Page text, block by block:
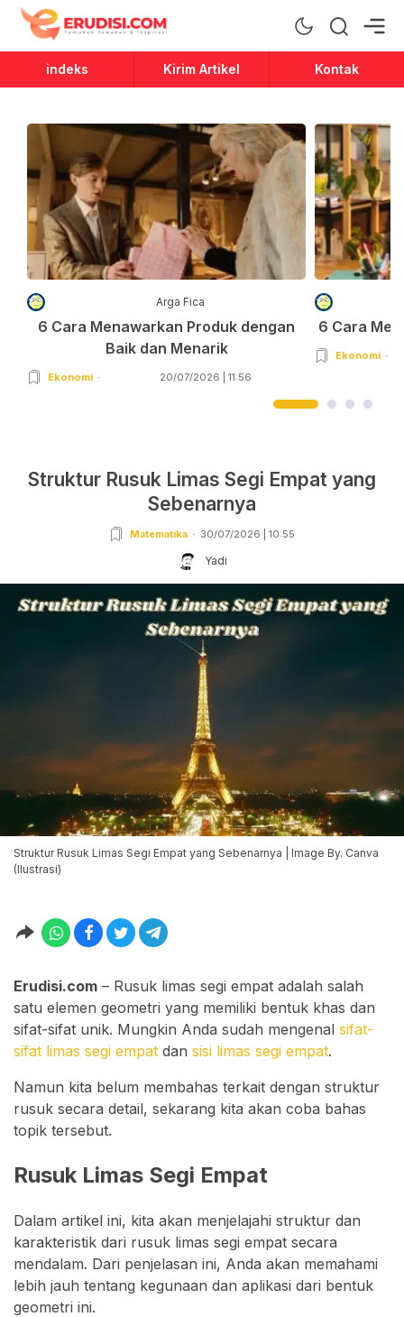
Erudisi
Temukan Jawaban dan Inspirasi
indeks Kirim Artikel Kontak
Arga Fica
6 Cara Menawarkan Produk dengan
Baik dan Menarik
Ekonomi 20/07/2026 | 11:56
6 Cara
Ekonomi
Struktur Rusuk Limas Segi Empat yang
Sebenarnya
Matematika 30/07/2026 | 10:55
Yadi
Struktur Rusuk Limas Segi Empat yang Sebenarnya | Image By. Canva
(Ilustrasi)
Erudisi.com – Rusuk limas segi empat adalah salah
satu elemen geometri yang memiliki bentuk khas dan
sifat-sifat unik. Mungkin Anda sudah mengenal sifat-
sifat limas segi empat dan sisi limas segi empat.
Namun kita belum membahas terkait dengan struktur
rusuk secara detail, sekarang kita akan coba bahas
topik tersebut.
Rusuk Limas Segi Empat
Dalam artikel ini, kita akan menjelajahi struktur dan
karakteristik dari rusuk limas segi empat secara
mendalam. Dari penjelasan ini, Anda akan memahami
lebih jauh tentang kegunaan dan aplikasi dari bentuk
geometri ini.